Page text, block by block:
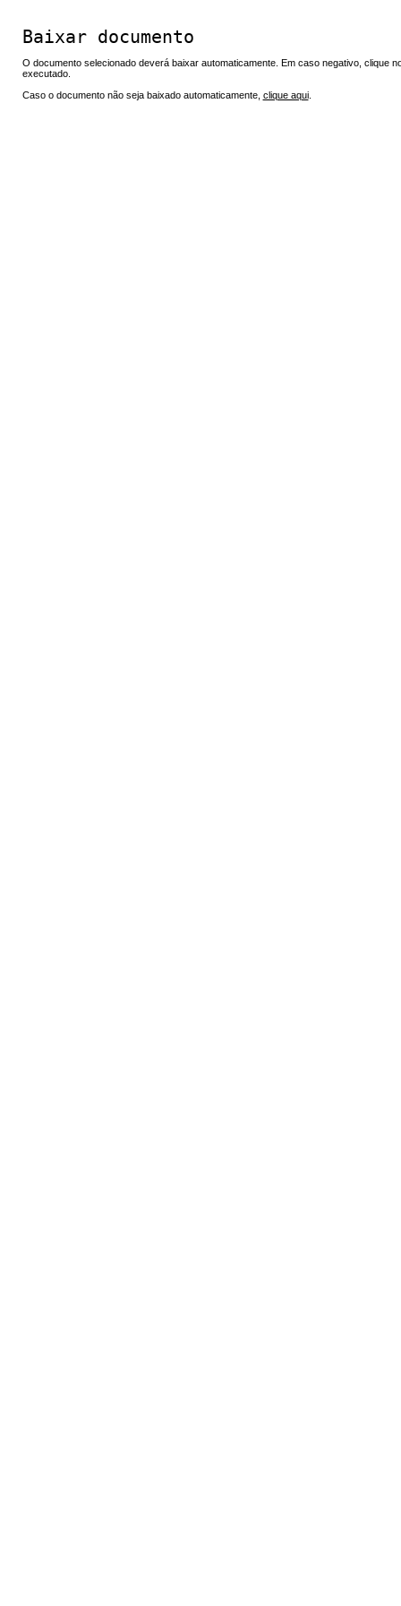
Baixar documento
O documento selecionado deverá baixar automaticamente. Em caso negativo, clique
executado.
Caso o documento não seja baixado automaticamente, clique aqui.